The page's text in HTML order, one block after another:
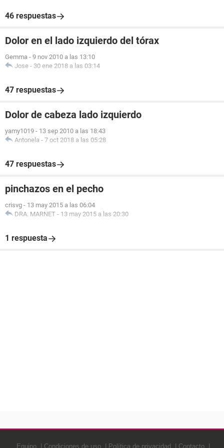
46 respuestas
Dolor en el lado izquierdo del tórax
Gemma - 9 nov 2010 a las 13:10
Jose - 30 ene 2018 a las 03:14
47 respuestas
Dolor de cabeza lado izquierdo
yamy1019 - 13 sep 2010 a las 18:43
Antonela - 7 oct 2018 a las 05:28
47 respuestas
pinchazos en el pecho
crisvg - 13 may 2015 a las 06:04
DRA. MARNET - 13 may 2015 a las 20:30
1 respuesta
Equipo Condiciones de uso Política de privacidad Contacto